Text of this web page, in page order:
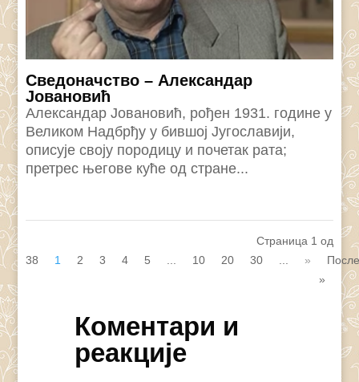
Сведоначство – Александар
Јовановић
Александар Јовановић, рођен 1931. године у
Великом Надбрђу у бившој Југославији,
описује своју породицу и почетак рата;
претрес његове куће од стране...
Страница 1 од
38
1 2 3 4 5 10 20 30 »
»
Коментари и
реакције